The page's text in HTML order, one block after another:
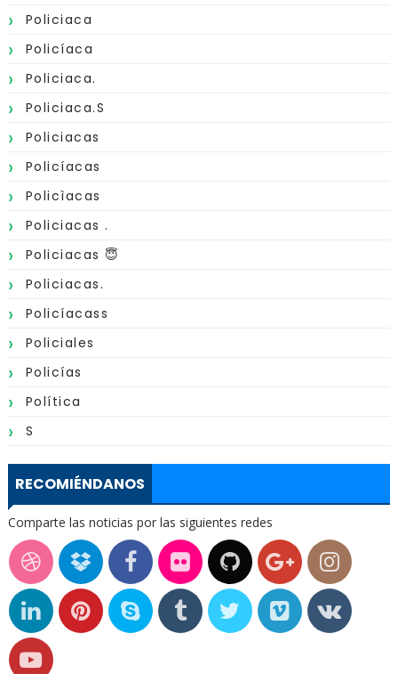
Policiaca
Policíaca
Policiaca.
Policiaca.s
Policiacas
Policíacas
Policìacas
Policiacas .
Policiacas 😇
Policiacas.
Policíacass
Policiales
Policías
Política
S
RECOMIÉNDANOS
Comparte las noticias por las siguientes redes